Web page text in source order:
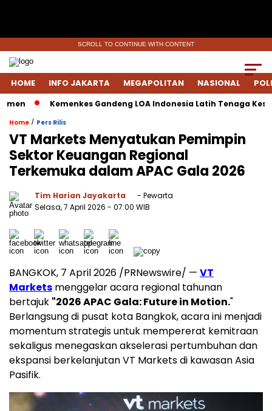
SCROLL TO CONTINUE WITH CONTENT
HOME INFO JAKARTA MEGAPOLITAN NASIONAL
Kemenkes Gandeng LOA Indonesia Latih Tenaga
Home / Pers Rilis
VT Markets Menyatukan Pemimpin
Sektor Keuangan Regional
Terkemuka dalam APAC Gala 2026
Tim Harian Jayakarta
- Pewarta
Selasa, 7 April 2026 - 07:00 WIB
BANGKOK, 7 April 2026 /PRNewswire/ — VT
Markets menggelar acara regional tahunan
bertajuk "2026 APAC Gala: Future in Motion."
Berlangsung di pusat kota Bangkok, acara ini menjadi
momentum strategis untuk mempererat kemitraan
sekaligus menegaskan akselerasi pertumbuhan dan
ekspansi berkelanjutan VT Markets di kawasan Asia
Pasifik.